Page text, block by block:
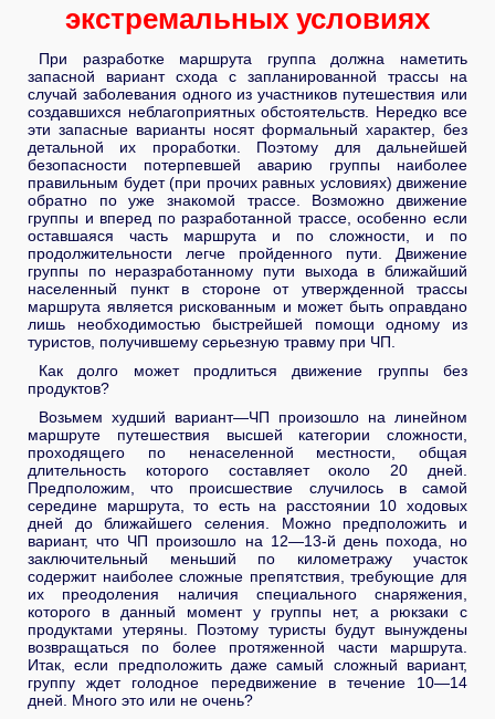
экстремальных условиях
При разработке маршрута группа должна наметить
запасной вариант схода с запланированной трассы на
случай заболевания одного из участников путешествия или
создавшихся неблагоприятных обстоятельств. Нередко все
эти запасные варианты носят формальный характер, без
детальной их проработки. Поэтому для дальнейшей
безопасности потерпевшей аварию группы наиболее
правильным будет (при прочих равных условиях) движение
обратно по уже знакомой трассе. Возможно движение
группы и вперед по разработанной трассе, особенно если
оставшаяся часть маршрута и по сложности, и по
продолжительности легче пройденного пути. Движение
группы по неразработанному пути выхода в ближайший
населенный пункт в стороне от утвержденной трассы
маршрута является рискованным и может быть оправдано
лишь необходимостью быстрейшей помощи одному из
туристов, получившему серьезную травму при ЧП.
Как долго может продлиться движение группы без
продуктов?
Возьмем худший вариант—ЧП произошло на линейном
маршруте путешествия высшей категории сложности,
проходящего по ненаселенной местности, общая
длительность которого составляет около 20 дней.
Предположим, что происшествие случилось в самой
середине маршрута, то есть на расстоянии 10 ходовых
дней до ближайшего селения. Можно предположить и
вариант, что ЧП произошло на 12—13-й день похода, но
заключительный меньший по километражу участок
содержит наиболее сложные препятствия, требующие для
их преодоления наличия специального снаряжения,
которого в данный момент у группы нет, а рюкзаки с
продуктами утеряны. Поэтому туристы будут вынуждены
возвращаться по более протяженной части маршрута.
Итак, если предположить даже самый сложный вариант,
группу ждет голодное передвижение в течение 10—14
дней. Много это или не очень?